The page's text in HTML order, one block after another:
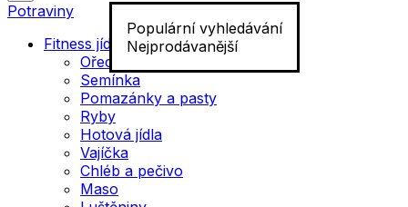
Populární vyhledávání
Nejprodávanější
Potraviny
Fitness jídlo
Ořechy
Semínka
Pomazánky a pasty
Ryby
Hotová jídla
Vajíčka
Chléb a pečivo
Maso